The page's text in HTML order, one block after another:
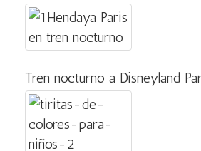
Tren nocturno a Disneyland